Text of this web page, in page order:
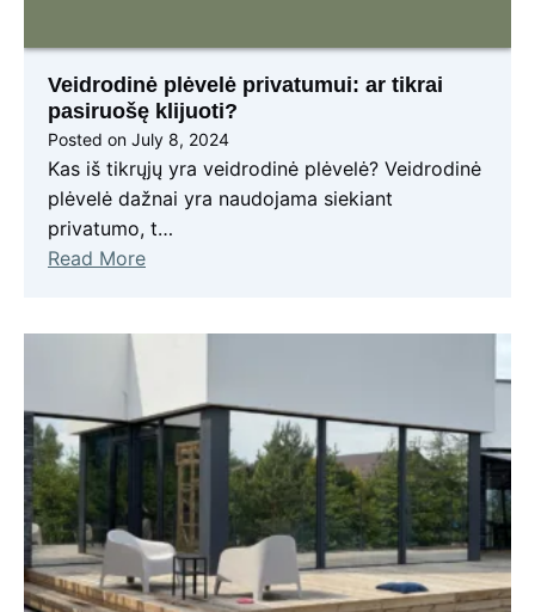
Veidrodinė plėvelė privatumui: ar tikrai
pasiruošę klijuoti?
Posted on July 8, 2024
Kas iš tikrųjų yra veidrodinė plėvelė? Veidrodinė
plėvelė dažnai yra naudojama siekiant
privatumo, t…
Read More